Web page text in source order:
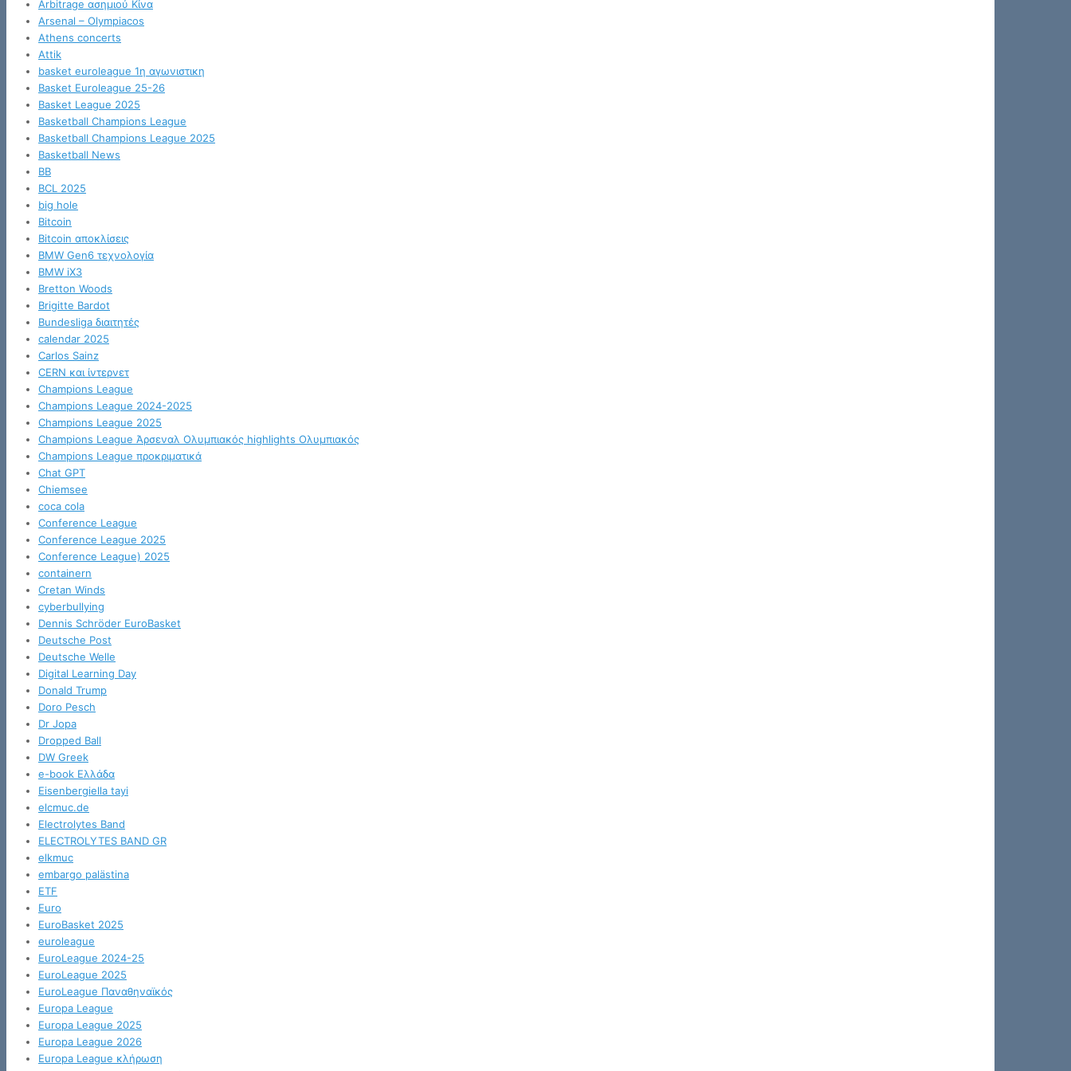
Arbitrage ασημιού Κίνα
Arsenal – Olympiacos
Athens concerts
Attik
basket euroleague 1η αγωνιστικη
Basket Euroleague 25-26
Basket League 2025
Basketball Champions League
Basketball Champions League 2025
Basketball News
BB
BCL 2025
big hole
Bitcoin
Bitcoin αποκλίσεις
BMW Gen6 τεχνολογία
BMW iX3
Bretton Woods
Brigitte Bardot
Bundesliga διαιτητές
calendar 2025
Carlos Sainz
CERN και ίντερνετ
Champions League
Champions League 2024-2025
Champions League 2025
Champions League Άρσεναλ Ολυμπιακός highlights Ολυμπιακός
Champions League προκριματικά
Chat GPT
Chiemsee
coca cola
Conference League
Conference League 2025
Conference League) 2025
containern
Cretan Winds
cyberbullying
Dennis Schröder EuroBasket
Deutsche Post
Deutsche Welle
Digital Learning Day
Donald Trump
Doro Pesch
Dr Jopa
Dropped Ball
DW Greek
e-book Ελλάδα
Eisenbergiella tayi
elcmuc.de
Electrolytes Band
ELECTROLYTES BAND GR
elkmuc
embargo palästina
ETF
Euro
EuroBasket 2025
euroleague
EuroLeague 2024-25
EuroLeague 2025
EuroLeague Παναθηναϊκός
Europa League
Europa League 2025
Europa League 2026
Europa League κλήρωση